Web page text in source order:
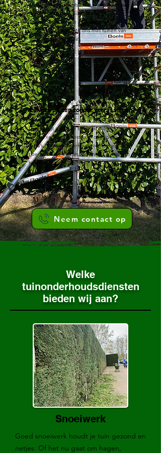
Van compacte stadstuin tot ruime achtertuin:
wij stemmen het onderhoud af op uw
situatie. Particulieren in Haarlem en
omgeving vertrouwen ons met tuinen van
elke vorm en grootte.
Eerlijke prijzen zonder verrassingen
U ontvangt altijd een duidelijk voorstel,
zonder verborgen kosten of onnodige
extra’s. Tuinenkapper staat voor transparantie,
goede service en tuinonderhoud in Haarlem
tegen een eerlijke prijs.
Neem contact op
Welke
tuinonderhoudsdiensten
bieden wij aan?
Snoeiwerk
Goed snoeiwerk houdt je tuin gezond en
netjes. Of het nu gaat om hagen,